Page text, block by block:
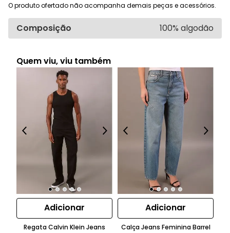
O produto ofertado não acompanha demais peças e acessórios.
Composição 100% algodão
Quem viu, viu também
Adicionar
Regata Calvin Klein Jeans
Adicionar
Calça Jeans Feminina Barrel